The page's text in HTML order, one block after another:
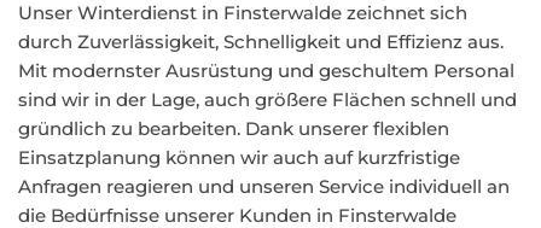
Unser Winterdienst in Finsterwalde zeichnet sich
durch Zuverlässigkeit, Schnelligkeit und Effizienz aus.
Mit modernster Ausrüstung und geschultem Personal
sind wir in der Lage, auch größere Flächen schnell und
gründlich zu bearbeiten. Dank unserer flexiblen
Einsatzplanung können wir auch auf kurzfristige
Anfragen reagieren und unseren Service individuell an
die Bedürfnisse unserer Kunden in Finsterwalde